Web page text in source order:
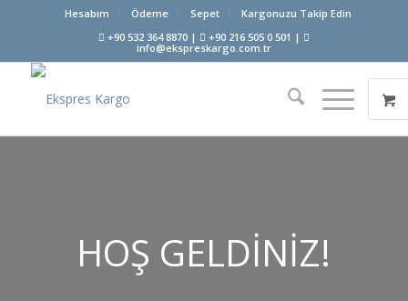
Hesabım Ödeme Sepet
Kargonuzu Takip Edin
+90 532 364 8870 |
+90 216 505 0 501 |
info@ekspreskargo.com.tr
HOŞ GELDİNİZ!